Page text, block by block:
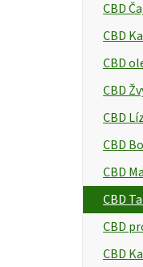
e
l
CBD
CBD
CBD
CBD
CBD
CBD
CBD
CBD
CBD
CBD